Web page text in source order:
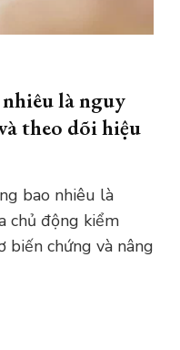
là nguy
theo dõi hiệu
bao nhiêu là
chủ động kiểm
biến chứng và nâng